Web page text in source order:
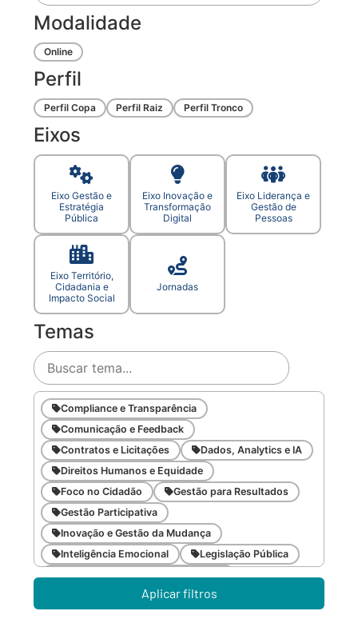
Modalidade
Online
Perfil
Perfil Copa Perfil Raiz Perfil Tronco
Eixos
Eixo Gestão e
Estratégia
Pública
Eixo Inovação e
Transformação
Digital
Eixo Liderança e
Gestão de
Pessoas
Eixo Território,
Cidadania e
Impacto Social
Jornadas
Temas
Compliance e Transparência
Comunicação e Feedback
Contratos e Licitações
Dados, Analytics e IA
Direitos Humanos e Equidade
Foco no Cidadão
Gestão para Resultados
Gestão Participativa
Inovação e Gestão da Mudança
Inteligência Emocional
Legislação Pública
Meio Ambiente e Sustentabilidade
Metodologias Ágeis
Orçamento e Finanças
Aplicar filtros